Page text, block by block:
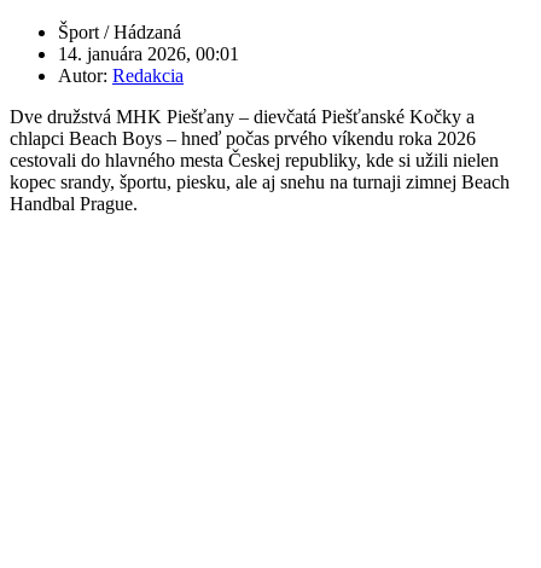
Šport / Hádzaná
14. januára 2026, 00:01
Autor: Redakcia
Dve družstvá MHK Piešťany – dievčatá Piešťanské Kočky a
chlapci Beach Boys – hneď počas prvého víkendu roka 2026
cestovali do hlavného mesta Českej republiky, kde si užili nielen
kopec srandy, športu, piesku, ale aj snehu na turnaji zimnej Beach
Handbal Prague.